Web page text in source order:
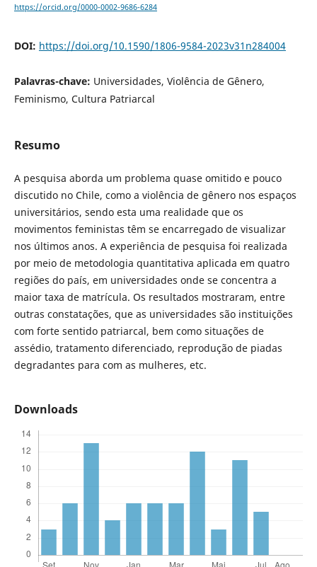
https://orcid.org/0000-0002-9686-6284
DOI: https://doi.org/10.1590/1806-9584-2023v31n284004
Palavras-chave: Universidades, Violência de Gênero,
Feminismo, Cultura Patriarcal
Resumo
A pesquisa aborda um problema quase omitido e pouco
discutido no Chile, como a violência de gênero nos espaços
universitários, sendo esta uma realidade que os
movimentos feministas têm se encarregado de visualizar
nos últimos anos. A experiência de pesquisa foi realizada
por meio de metodologia quantitativa aplicada em quatro
regiões do país, em universidades onde se concentra a
maior taxa de matrícula. Os resultados mostraram, entre
outras constatações, que as universidades são instituições
com forte sentido patriarcal, bem como situações de
assédio, tratamento diferenciado, reprodução de piadas
degradantes para com as mulheres, etc.
Downloads